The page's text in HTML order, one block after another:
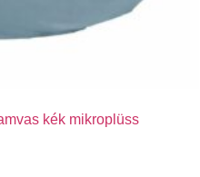
kék mikroplüss